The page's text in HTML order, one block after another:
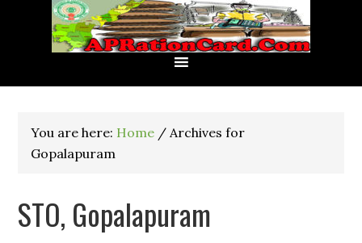
You are here: Home / Archives for
Gopalapuram
STO, Gopalapuram